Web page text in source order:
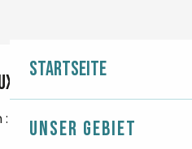
Startseite
Unser Gebiet
Cornouaille, 29170